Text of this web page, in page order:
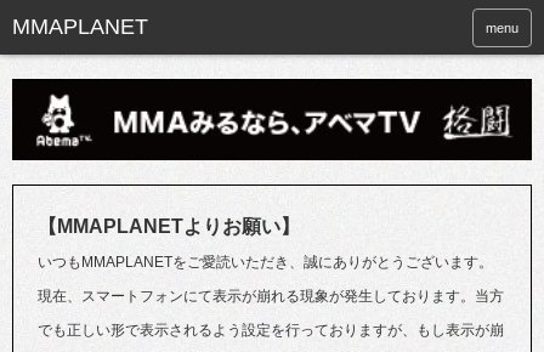
menu
【MMAPLANETよりお願い】
いつもMMAPLANETをご愛読いただき、誠にありがとうございます。
現在、スマートフォンにて表示が崩れる現象が発生しております。当方
でも正しい形で表示されるよう設定を行っておりますが、もし表示が崩